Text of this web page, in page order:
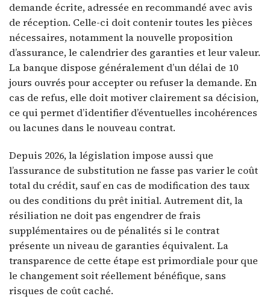
demande écrite, adressée en recommandé avec avis
de réception. Celle-ci doit contenir toutes les pièces
nécessaires, notamment la nouvelle proposition
d’assurance, le calendrier des garanties et leur valeur.
La banque dispose généralement d’un délai de 10
jours ouvrés pour accepter ou refuser la demande. En
cas de refus, elle doit motiver clairement sa décision,
ce qui permet d’identifier d’éventuelles incohérences
ou lacunes dans le nouveau contrat.
Depuis 2026, la législation impose aussi que
l’assurance de substitution ne fasse pas varier le coût
total du crédit, sauf en cas de modification des taux
ou des conditions du prêt initial. Autrement dit, la
résiliation ne doit pas engendrer de frais
supplémentaires ou de pénalités si le contrat
présente un niveau de garanties équivalent. La
transparence de cette étape est primordiale pour que
le changement soit réellement bénéfique, sans
risques de coût caché.